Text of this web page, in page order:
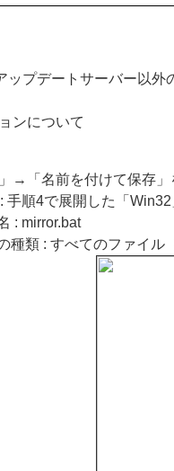
ップデートサーバー以
ンについて
」→「名前を付けて保存
手順4で展開した「
: mirror.bat
種類 : すべてのファイル